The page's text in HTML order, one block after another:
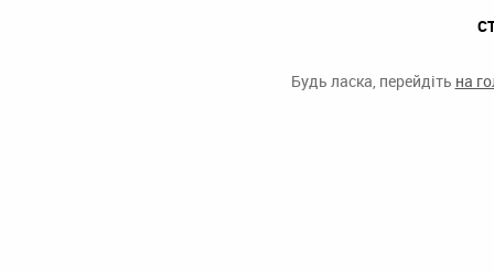
Будь ласка, перейдіть на